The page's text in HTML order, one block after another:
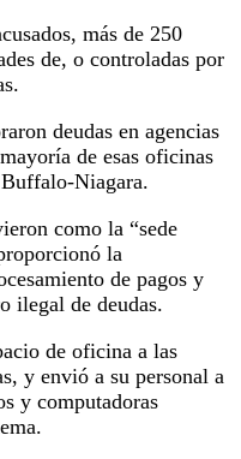
más de 250
de, o controladas por
deudas en agencias
de esas oficinas
Niagara.
como la “sede
la
de pagos y
ilegal de deudas.
de oficina a las
y envió a su personal a
y computadoras